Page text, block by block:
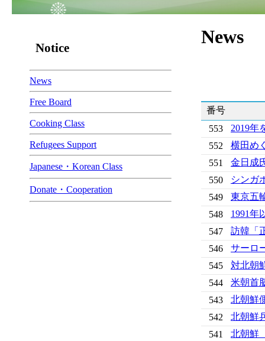
Notice
News
Free Board
Cooking Class
Refugees Support
Japanese・Korean Class
Donate・Cooperation
News
番号
553
2019年
552
横田め
551
金日成
550
シンガ
549
東京五
548
1991年
547
訪韓「
546
サーロ
545
対北朝
544
米朝首
543
北朝鮮
542
北朝鮮
541
北朝鮮